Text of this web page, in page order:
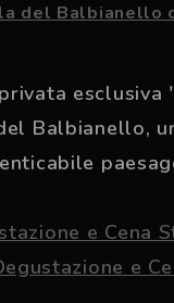
del Balbianello
Balbianello,